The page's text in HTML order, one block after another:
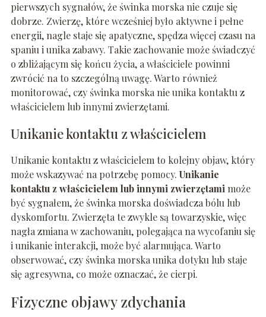
pierwszych sygnałów, że świnka morska nie czuje się
dobrze. Zwierzę, które wcześniej było aktywne i pełne
energii, nagle staje się apatyczne, spędza więcej czasu na
spaniu i unika zabawy. Takie zachowanie może świadczyć
o zbliżającym się końcu życia, a właściciele powinni
zwrócić na to szczególną uwagę. Warto również
monitorować, czy świnka morska nie unika kontaktu z
właścicielem lub innymi zwierzętami.
Unikanie kontaktu z właścicielem
Unikanie kontaktu z właścicielem to kolejny objaw, który
może wskazywać na potrzebę pomocy. Unikanie
kontaktu z właścicielem lub innymi zwierzętamimoże
być sygnałem, że świnka morska doświadcza bólu lub
dyskomfortu. Zwierzęta te zwykle są towarzyskie, więc
nagła zmiana w zachowaniu, polegająca na wycofaniu się
i unikanie interakcji, może być alarmująca. Warto
obserwować, czy świnka morska unika dotyku lub staje
się agresywna, co może oznaczać, że cierpi.
Fizyczne objawy zdychania